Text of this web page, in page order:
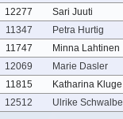
12277 Sari Juuti
11347 Petra Hurtig
11747 Minna Lahtinen
12069 Marie Dasler
11815 Katharina Kluge
12512 Ulrike Schwalbe